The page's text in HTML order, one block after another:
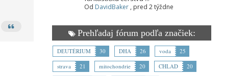
Od DavidBaker , pred 2 týždne
Prehľadaj fórum podľa značiek:
DEUTÉRIUM 30 DHA 26 voda
25
strava
21 mitochondrie 20 CHLAD
20